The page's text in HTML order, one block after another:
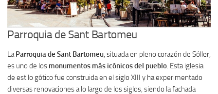
Parroquia de Sant Bartomeu
La Parroquia de Sant Bartomeu , situada en pleno corazón de Sóller,
es uno de los monumentos más icónicos del pueblo . Esta iglesia
de estilo gótico fue construida en el siglo XIII y ha experimentado
diversas renovaciones a lo largo de los siglos, siendo la fachada